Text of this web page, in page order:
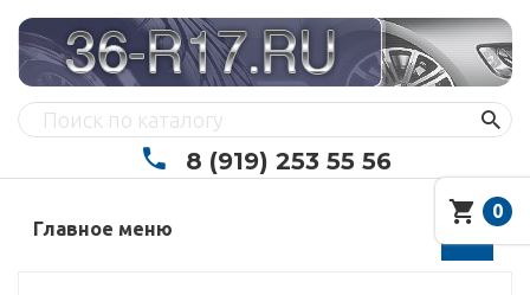
8 (919) 253 55 56
Главное меню
0